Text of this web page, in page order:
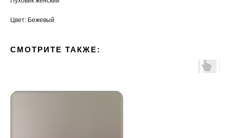
Цвет: Бежевый
СМОТРИТЕ ТАКЖЕ: